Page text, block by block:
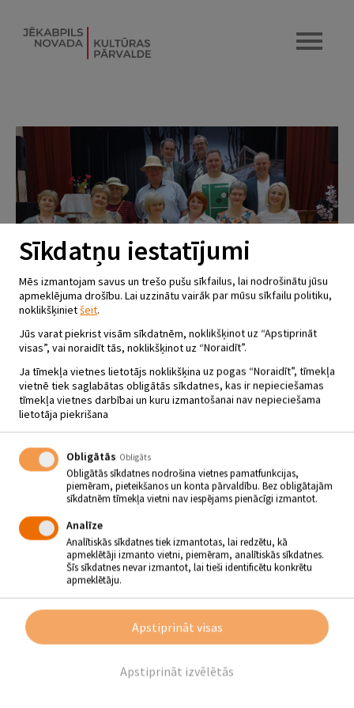
SĒLPILS TAUTAS NAMA
AMATIERTEĀTRIS ORE
Teātra spēlēšanai Sēlpilī ir senas saknes jau no 20. gs. sākumiem.
1997.gada rudenīSēlpils pagasta iedzīvotāji tika uzrunāti no jauna
veidot amatierteātri.
Vienkāršais lauku cilvēks uzdrīkstējās kāpt uz skatuves un izdzīvot
visdažādākās dzīves un situācijas!
Kolektīvs katru sezonu iestudē vismaz vienu vairākcēlienu lugu.
Aktīvi piedalās amatierteātru skatēs, papildina gan pagasta, gan
novada kultūras dzīves norises.
bagātīgāku vietējo kultūrvidi!
Anita Gerasimova
Sīkdatņu iestatījumi
Mēs izmantojam savus un trešo pušu sīkfailus, lai nodrošinātu jūsu
apmeklējuma drošību. Lai uzzinātu vairāk par mūsu sīkfailu politiku,
noklikšķinietšeit.
Jūs varat piekrist visām sīkdatnēm, noklikšķinot uz “Apstiprināt
visas”, vai noraidīt tās, noklikšķinot uz “Noraidīt”.
Ja tīmekļa vietnes lietotājs noklikšķina uz pogas “Noraidīt”, tīmekļa
vietnē tiek saglabātas obligātās sīkdatnes, kas ir nepieciešamas
tīmekļa vietnes darbībai un kuru izmantošanai nav nepieciešama
lietotāja piekrišana
Obligātās Obligāts
Obligātās sīkdatnes nodrošina vietnes pamatfunkcijas,
piemēram, pieteikšanos un konta pārvaldību. Bez obligātajām
sīkdatnēm tīmekļa vietni nav iespējams pienācīgi izmantot.
Analīze
Analītiskās sīkdatnes tiek izmantotas, lai redzētu, kā
apmeklētāji izmanto vietni, piemēram, analītiskās sīkdatnes.
Šīs sīkdatnes nevar izmantot, lai tieši identificētu konkrētu
apmeklētāju.
Apstiprināt izvēlētās
Apstiprināt visas